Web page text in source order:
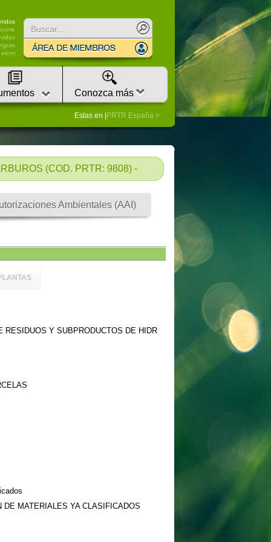
etorri
Conozca más
Estas en | PRTR España
(COD. PRTR: 9808) -
Ambientales (AAI)
RESIDUOS Y SUBPRODUCTOS DE HIDR
DE MATERIALES YA CLASIFICADOS